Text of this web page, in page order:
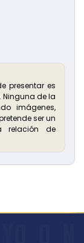
presentar es
de la
imágenes,
ser un
relación de